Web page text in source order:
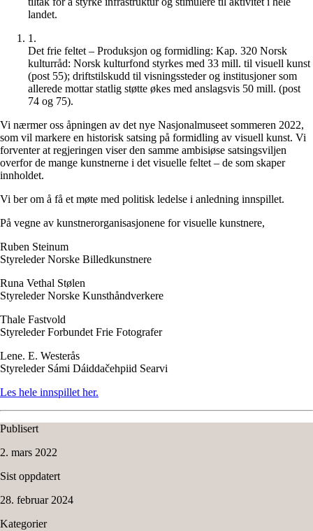
landet.
1 .
Det frie feltet – Produksjon og formidling: Kap. 320 Norsk
kulturråd: Norsk kulturfond styrkes med 33 mill. til visuell kunst
(post 55); driftstilskudd til visningssteder og institusjoner som
allerede mottar statlig støtte økes med anslagsvis 50 mill. (post
74 og 75).
Vi nærmer oss åpningen av det nye Nasjonalmuseet sommeren 2022,
som vil markere en historisk satsing på formidling av visuell kunst. Vi
forventer at regjeringen viser den samme ambisiøse satsingsviljen
overfor de mange kunstnerne i det visuelle feltet – de som skaper
innholdet.
Vi ber om å få et møte med politisk ledelse i anledning innspillet.
På vegne av kunstnerorganisasjonene for visuelle kunstnere,
Ruben Steinum
Styreleder Norske Billedkunstnere
Runa Vethal Stølen
Styreleder Norske Kunsthåndverkere
Thale Fastvold
Styreleder Forbundet Frie Fotografer
Lene. E. Westerås
Styreleder Sámi Dáiddačehpiid Searvi
Les hele innspillet her.
Publisert
2. mars 2022
Sist oppdatert
28. februar 2024
Kategorier